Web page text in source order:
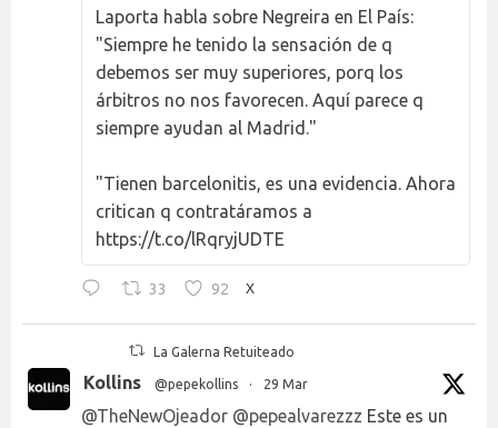
Laporta habla sobre Negreira en El País:
"Siempre he tenido la sensación de q
debemos ser muy superiores, porq los
árbitros no nos favorecen. Aquí parece q
siempre ayudan al Madrid."
"Tienen barcelonitis, es una evidencia. Ahora
critican q contratáramos a
https://t.co/lRqryjUDTE
33 92 X
La Galerna Retuiteado
Kollins @pepekollins · 29 Mar
@TheNewOjeador @pepealvarezzz Este es un